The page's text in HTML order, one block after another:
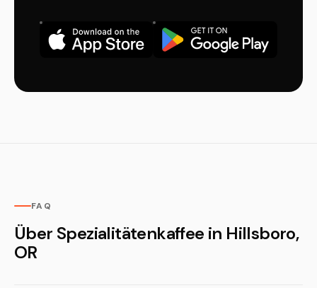
FAQ
Über Spezialitätenkaffee in Hillsboro,
OR